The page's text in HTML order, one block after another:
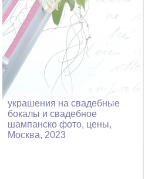
украшения на свадебные
бокалы и свадебное
шампанско фото, цены,
Москва, 2023